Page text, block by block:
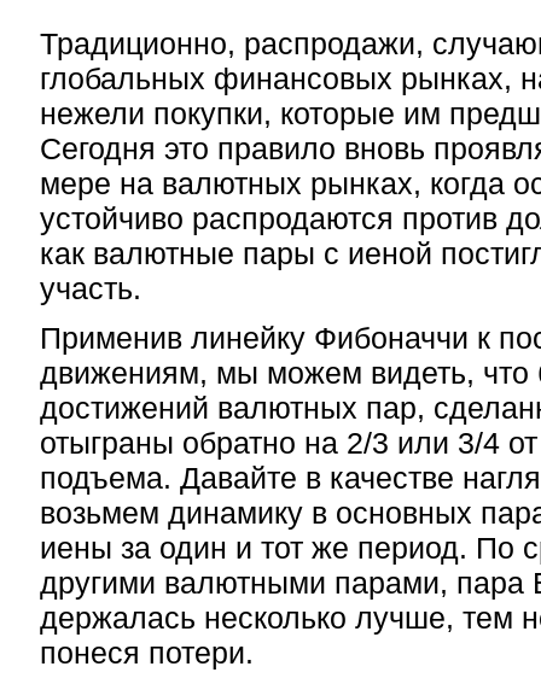
Традиционно, распродажи,
глобальных финансовых рынках,
нежели покупки, которые им
Сегодня это правило вновь
мере на валютных рынках, когда
устойчиво распродаются против
как валютные пары с иеной
участь.
Применив линейку Фибоначчи к
движениям, мы можем видеть, что
достижений валютных пар,
отыграны обратно на 2/3 или 3/4
подъема. Давайте в качестве
возьмем динамику в основных
иены за один и тот же период. По
другими валютными парами, пара
держалась несколько лучше, тем
понеся потери.